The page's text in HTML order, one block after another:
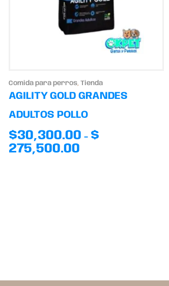
Comida para perros, Tienda
AGILITY GOLD GRANDES
ADULTOS POLLO
$30,300.00 - $
275,500.00